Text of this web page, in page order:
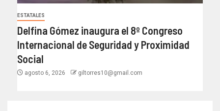
ESTATALES
Delfina Gómez inaugura el 8º Congreso
Internacional de Seguridad y Proximidad
Social
agosto 6, 2026 giltorres10@gmail.com